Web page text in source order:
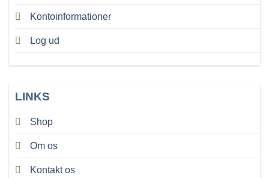
Kontoinformationer
Log ud
LINKS
Shop
Om os
Kontakt os